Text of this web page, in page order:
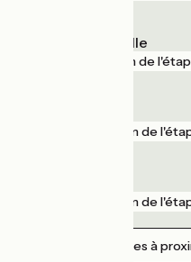
Montreuil-sur-Ille
1 km de
3 km de
5 km de
Afficher les gares à